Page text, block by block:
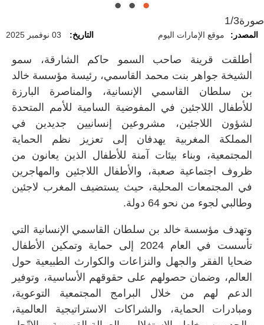
صورة1/3
المصدر: موقع الإمارات اليوم التاريخ: 03 نوفمبر 2025
أطلقت قرينة صاحب السمو حاكم الشارقة، سمو
الشيخة جواهر بنت محمد القاسمي، رئيسة مؤسسة خالد
بن سلطان القاسمي الإنسانية، والمناصرة البارزة
للأطفال اللاجئين في المفوضية السامية للأمم المتحدة
لشؤون اللاجئين، مشروعين إنسانيين جديدين في
المملكة المغربية يهدفان إلى تعزيز نظم الحماية
المجتمعية، وبناء بيئات آمنة للأطفال الذين يعانون من
ظروف اجتماعية صعبة، والأطفال اللاجئين والمهاجرين
في المجتمعات المحلية، حيث يستضيف المغرب لاجئين
وطالبي لجوء من نحو 64 دولة.
وتهدف مؤسسة خالد بن سلطان القاسمي الإنسانية التي
تأسست في العام 2024 إلى حماية وتمكين الأطفال
ضحايا الفقر والجهل والنزاعات والكوارث الطبيعية حول
العالم، وضمان حصولهم على حقوقهم الأساسية، وتوفير
الدعم لهم من خلال البرامج المجتمعية التوعوية،
ومبادرات الحماية، والشراكات الاستراتيجية العالمية،